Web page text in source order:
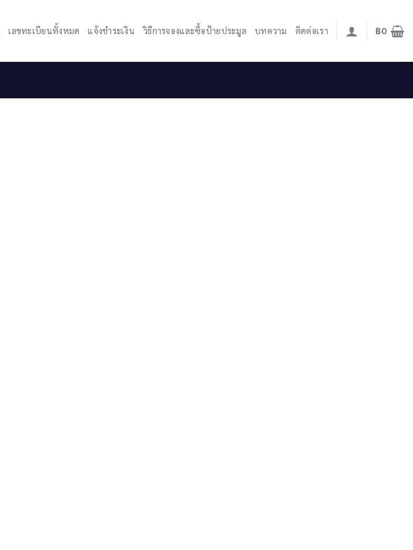
เลขทะเบียนทั้งหมด แจ้งชำระเงิน วิธีการจองและซื้อป้ายประมูล บทความ ติดต่อเรา ฿0